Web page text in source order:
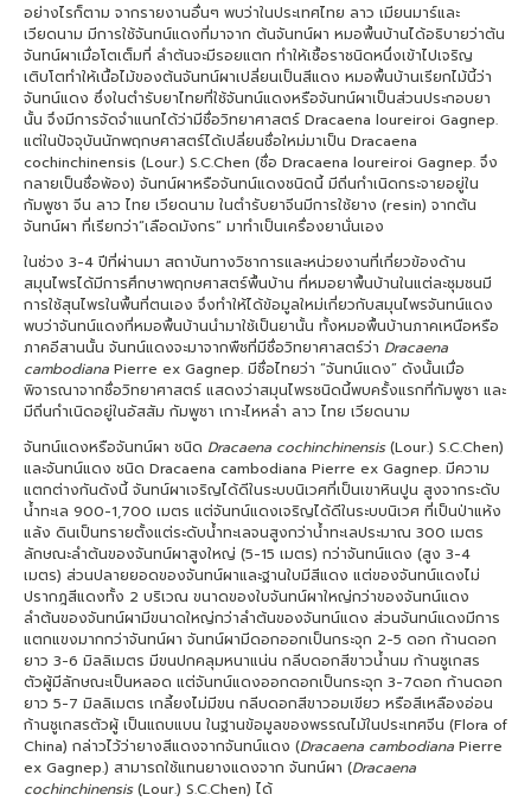
อย่างไรก็ตาม จากรายงานอื่นๆ พบว่าในประเทศไทย ลาว เมียนมาร์และ
เวียดนาม มีการใช้จันทน์แดงที่มาจาก ต้นจันทน์ผา หมอพื้นบ้านได้อธิบายว่าต้น
จันทน์ผาเมื่อโตเต็มที่ ลำต้นจะมีรอยแตก ทำให้เชื้อราชนิดหนึ่งเข้าไปเจริญ
เติบโตทำให้เนื้อไม้ของต้นจันทน์ผาเปลี่ยนเป็นสีแดง หมอพื้นบ้านเรียกไม้นี้ว่า
จันทน์แดง ซึ่งในตำรับยาไทยที่ใช้จันทน์แดงหรือจันทน์ผาเป็นส่วนประกอบยา
นั้น จึงมีการจัดจำแนกได้ว่ามีชื่อวิทยาศาสตร์ Dracaena loureiroi Gagnep.
แต่ในปัจจุบันนักพฤกษศาสตร์ได้เปลี่ยนชื่อใหม่มาเป็น Dracaena
cochinchinensis (Lour.) S.C.Chen (ชื่อ Dracaena loureiroi Gagnep. จึง
กลายเป็นชื่อพ้อง) จันทน์ผาหรือจันทน์แดงชนิดนี้ มีถิ่นกำเนิดกระจายอยู่ใน
กัมพูชา จีน ลาว ไทย เวียดนาม ในตำรับยาจีนมีการใช้ยาง (resin) จากต้น
จันทน์ผา ที่เรียกว่า“เลือดมังกร” มาทำเป็นเครื่องยานั่นเอง
ในช่วง 3-4 ปีที่ผ่านมา สถาบันทางวิชาการและหน่วยงานที่เกี่ยวข้องด้าน
สมุนไพรได้มีการศึกษาพฤกษศาสตร์พื้นบ้าน ที่หมอยาพื้นบ้านในแต่ละชุมชนมี
การใช้สุนไพรในพื้นที่ตนเอง จึงทำให้ได้ข้อมูลใหม่เกี่ยวกับสมุนไพรจันทน์แดง
พบว่าจันทน์แดงที่หมอพื้นบ้านนำมาใช้เป็นยานั้น ทั้งหมอพื้นบ้านภาคเหนือหรือ
ภาคอีสานนั้น จันทน์แดงจะมาจากพืชที่มีชื่อวิทยาศาสตร์ว่า Dracaena
cambodiana Pierre ex Gagnep. มีชื่อไทยว่า “จันทน์แดง” ดังนั้นเมื่อ
พิจารณาจากชื่อวิทยาศาสตร์ แสดงว่าสมุนไพรชนิดนี้พบครั้งแรกที่กัมพูชา และ
มีถิ่นกำเนิดอยู่ในอัสสัม กัมพูชา เกาะไหหลำ ลาว ไทย เวียดนาม
จันทน์แดงหรือจันทน์ผา ชนิด Dracaena cochinchinensis(Lour.) S.C.Chen)
และจันทน์แดง ชนิด Dracaena cambodiana Pierre ex Gagnep. มีความ
แตกต่างกันดังนี้ จันทน์ผาเจริญได้ดีในระบบนิเวศที่เป็นเขาหินปูน สูงจากระดับ
น้ำทะเล 900-1,700 เมตร แต่จันทน์แดงเจริญได้ดีในระบบนิเวศ ที่เป็นป่าแห้ง
แล้ง ดินเป็นทรายตั้งแต่ระดับน้ำทะเลจนสูงกว่าน้ำทะเลประมาณ 300 เมตร
ลักษณะลำต้นของจันทน์ผาสูงใหญ่ (5-15 เมตร) กว่าจันทน์แดง (สูง 3-4
เมตร) ส่วนปลายยอดของจันทน์ผาและฐานใบมีสีแดง แต่ของจันทน์แดงไม่
ปรากฎสีแดงทั้ง 2 บริเวณ ขนาดของใบจันทน์ผาใหญ่กว่าของจันทน์แดง
ลำต้นของจันทน์ผามีขนาดใหญ่กว่าลำต้นของจันทน์แดง ส่วนจันทน์แดงมีการ
แตกแขงมากกว่าจันทน์ผา จันทน์ผามีดอกออกเป็นกระจุก 2-5 ดอก ก้านดอก
ยาว 3-6 มิลลิเมตร มีขนปกคลุมหนาแน่น กลีบดอกสีขาวน้ำนม ก้านชูเกสร
ตัวผู้มีลักษณะเป็นหลอด แต่จันทน์แดงออกดอกเป็นกระจุก 3-7ดอก ก้านดอก
ยาว 5-7 มิลลิเมตร เกลี้ยงไม่มีขน กลีบดอกสีขาวอมเขียว หรือสีเหลืองอ่อน
ก้านชูเกสรตัวผู้ เป็นแถบแบน ในฐานข้อมูลของพรรณไม้ในประเทศจีน (Flora of
China) กล่าวไว้ว่ายางสีแดงจากจันทน์แดง (Dracaena cambodiana Pierre
ex Gagnep.) สามารถใช้แทนยางแดงจาก จันทน์ผา (Dracaena
cochinchinensis(Lour.) S.C.Chen) ได้